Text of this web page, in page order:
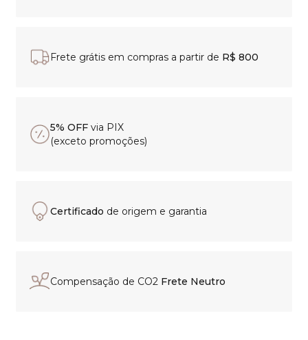
Frete grátis em compras a partir de R$ 800
5% OFF via PIX
(exceto promoções)
Certificado de origem e garantia
Compensação de CO2 Frete Neutro